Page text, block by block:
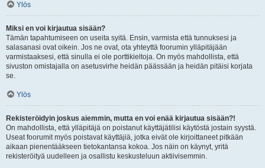
Ylös
Miksi en voi kirjautua sisään?
Tämän tapahtumiseen on useita syitä. Ensin, varmista että tunnuksesi ja
salasanasi ovat oikein. Jos ne ovat, ota yhteyttä foorumin ylläpitäjään
varmistaaksesi, että sinulla ei ole porttikieltoja. On myös mahdollista, että
sivuston omistajalla on asetusvirhe heidän päässään ja heidän pitäisi korjata
se.
Ylös
Rekisteröidyin joskus aiemmin, mutta en voi enää kirjautua sisään?!
On mahdollista, että ylläpitäjä on poistanut käyttäjätilisi käytöstä jostain syystä.
Useat foorumit myös poistavat käyttäjiä, jotka eivät ole kirjoittaneet pitkään
aikaan pienentääkseen tietokantansa kokoa. Jos näin on käynyt, yritä
rekisteröityä uudelleen ja osallistu keskusteluun aktiivisemmin.